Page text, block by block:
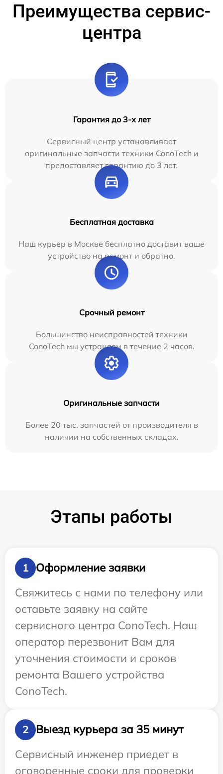
Преимущества сервис-
центра
Гарантия до 3-х лет
Сервисный центр устанавливает
оригинальные запчасти техники ConoTech и
предоставляет гарантию до 3 лет.
Бесплатная доставка
Наш курьер в Москве бесплатно доставит ваше
устройство на ремонт и обратно.
Срочный ремонт
Большинство неисправностей техники
ConoTech мы устраняем в течение 2 часов.
Оригинальные запчасти
Более 20 тыс. запчастей от производителя в
наличии на собственных складах.
Этапы работы
1
Оформление заявки
Свяжитесь с нами по телефону или
оставьте заявку на сайте
сервисного центра ConoTech. Наш
оператор перезвонит Вам для
уточнения стоимости и сроков
ремонта Вашего устройства
ConoTech.
2
Выезд курьера за 35 минут
Сервисный инженер приедет в
оговоренные сроки для проверки